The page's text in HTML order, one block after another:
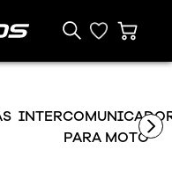
PARA MOTO